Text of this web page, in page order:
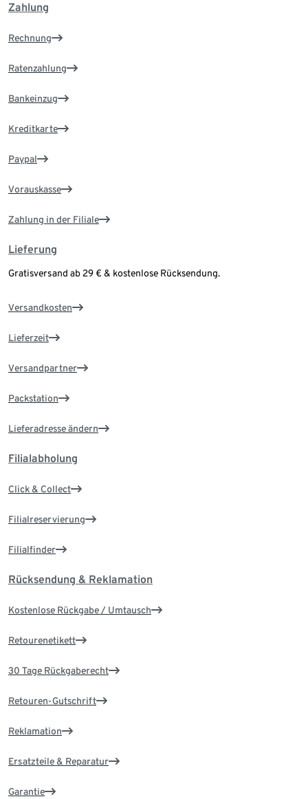
Zahlung
Rechnung
Ratenzahlung
Bankeinzug
Kreditkarte
Paypal
Vorauskasse
Zahlung in der Filiale
Lieferung
Gratisversand ab 29 € & kostenlose Rücksendung.
Versandkosten
Lieferzeit
Versandpartner
Packstation
Lieferadresse ändern
Filialabholung
Click & Collect
Filialreservierung
Filialfinder
Rücksendung & Reklamation
Kostenlose Rückgabe / Umtausch
Retourenetikett
30 Tage Rückgaberecht
Retouren-Gutschrift
Reklamation
Ersatzteile & Reparatur
Garantie